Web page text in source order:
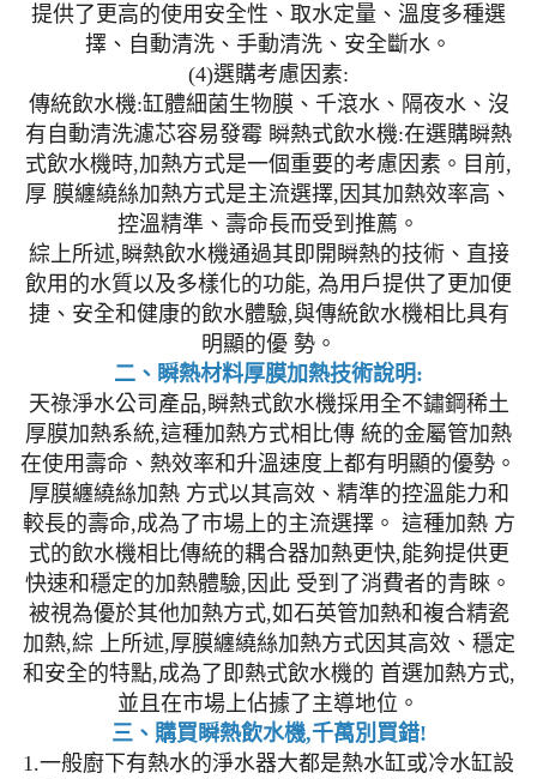
提供了更高的使用安全性、取水定量、溫度多種選
擇、自動清洗、手動清洗、安全斷水。
(4)選購考慮因素:
傳統飲水機:缸體細菌生物膜、千滾水、隔夜水、沒
有自動清洗濾芯容易發霉 瞬熱式飲水機:在選購瞬熱
式飲水機時,加熱方式是一個重要的考慮因素。目前,
厚 膜纏繞絲加熱方式是主流選擇,因其加熱效率高、
控溫精準、壽命長而受到推薦。
綜上所述,瞬熱飲水機通過其即開瞬熱的技術、直接
飲用的水質以及多樣化的功能, 為用戶提供了更加便
捷、安全和健康的飲水體驗,與傳統飲水機相比具有
明顯的優 勢。
二、瞬熱材料厚膜加熱技術說明:
天祿淨水公司產品,瞬熱式飲水機採用全不鏽鋼稀土
厚膜加熱系統,這種加熱方式相比傳 統的金屬管加熱
在使用壽命、熱效率和升溫速度上都有明顯的優勢。
厚膜纏繞絲加熱 方式以其高效、精準的控溫能力和
較長的壽命,成為了市場上的主流選擇。 這種加熱 方
式的飲水機相比傳統的耦合器加熱更快,能夠提供更
快速和穩定的加熱體驗,因此 受到了消費者的青睞。
被視為優於其他加熱方式,如石英管加熱和複合精瓷
加熱,綜 上所述,厚膜纏繞絲加熱方式因其高效、穩定
和安全的特點,成為了即熱式飲水機的 首選加熱方式,
並且在市場上佔據了主導地位。
三、購買瞬熱飲水機,千萬別買錯!
1.一般廚下有熱水的淨水器大都是熱水缸或冷水缸設